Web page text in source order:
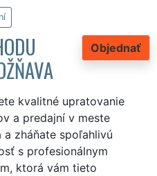
Objednať
kvalitné upratovanie
a predajní v meste
a zháňate spoľahlivú
s profesionálnym
ktorá vám tieto